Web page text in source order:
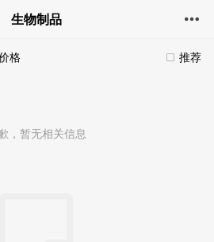
生物制品
推荐
格
，暂无相关信息